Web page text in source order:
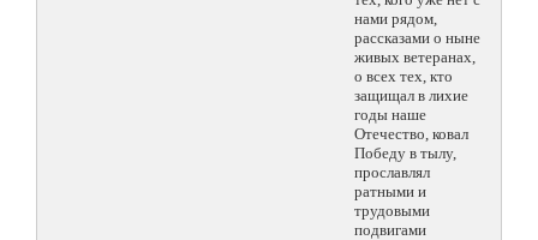
нами рядом,
рассказами о ныне
живых ветеранах,
о всех тех, кто
защищал в лихие
годы наше
Отечество, ковал
Победу в тылу,
прославлял
ратными и
трудовыми
подвигами